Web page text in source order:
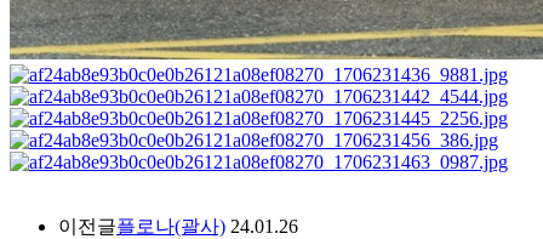
이전글플로나(괄사) 24.01.26